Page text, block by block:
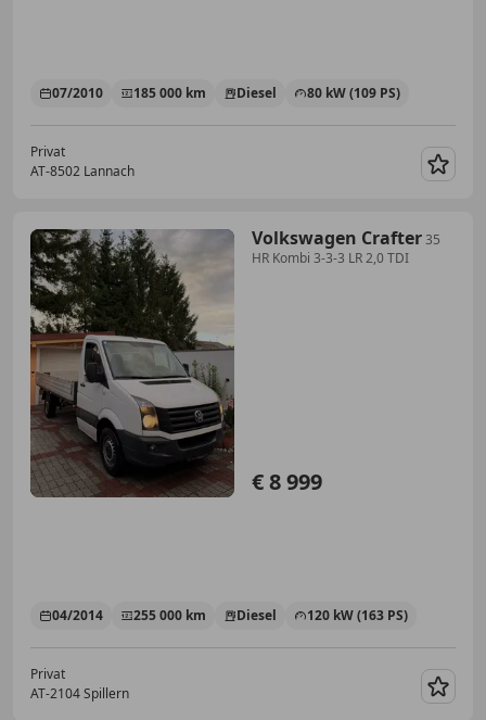
07/2010 185 000 km Diesel 80 kW (109 PS)
Privat
AT-8502 Lannach
Volkswagen Crafter35
HR Kombi 3-3-3 LR 2,0 TDI
€ 8 999
04/2014 255 000 km Diesel 120 kW (163 PS)
Privat
AT-2104 Spillern